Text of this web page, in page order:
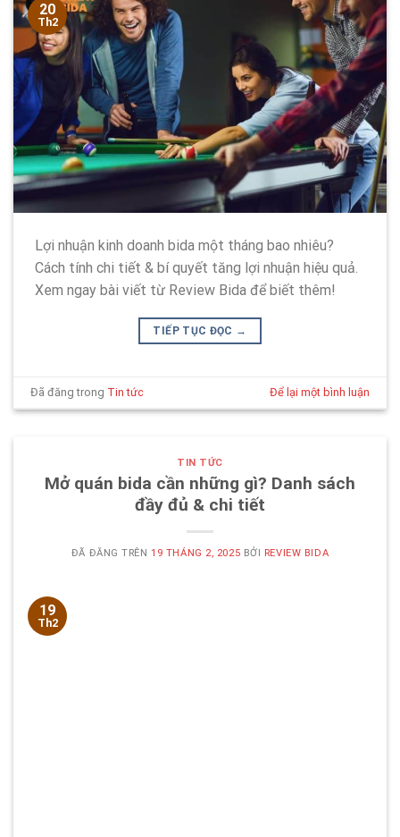
20
Th2
Lợi nhuận kinh doanh bida một tháng bao nhiêu?
Cách tính chi tiết & bí quyết tăng lợi nhuận hiệu quả.
Xem ngay bài viết từ Review Bida để biết thêm!
TIẾP TỤC ĐỌC →
Đã đăng trong Tin tức Để lại một bình luận
TIN TỨC
Mở quán bida cần những gì? Danh sách
đầy đủ & chi tiết
ĐÃ ĐĂNG TRÊN19 THÁNG 2, 2025 BỞI REVIEW BIDA
19
Th2